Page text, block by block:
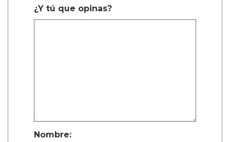
¿Y tú que opinas?
Nombre: